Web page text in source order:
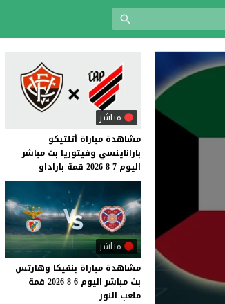
مباشر
مشاهدة مباراة أتلتيكو
باراناينسي وفيتوريا بث مباشر
اليوم 7-8-2026 قمة باراداو
مباشر
مشاهدة مباراة بنفيكا وهارتس
بث مباشر اليوم 6-8-2026
قمة
ملعب النور